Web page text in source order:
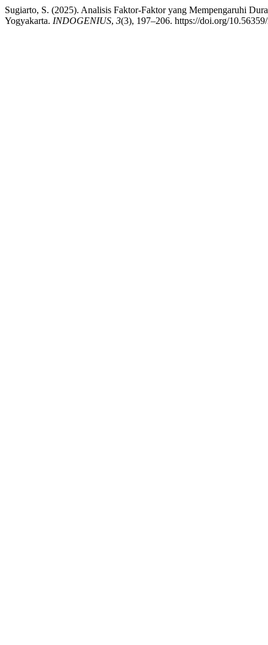
Sugiarto, S. (2025). Analisis Faktor-Faktor yang Mempengaruhi
Yogyakarta. INDOGENIUS, 3(3), 197–206. https://doi.org/